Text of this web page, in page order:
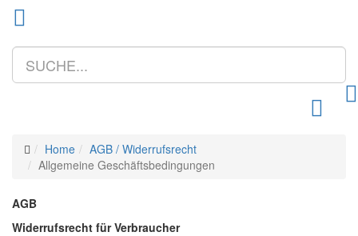
Toggle
Home
AGB / Widerrufsrecht
Allgemeine Geschäftsbedingungen
AGB
Widerrufsrecht für Verbraucher